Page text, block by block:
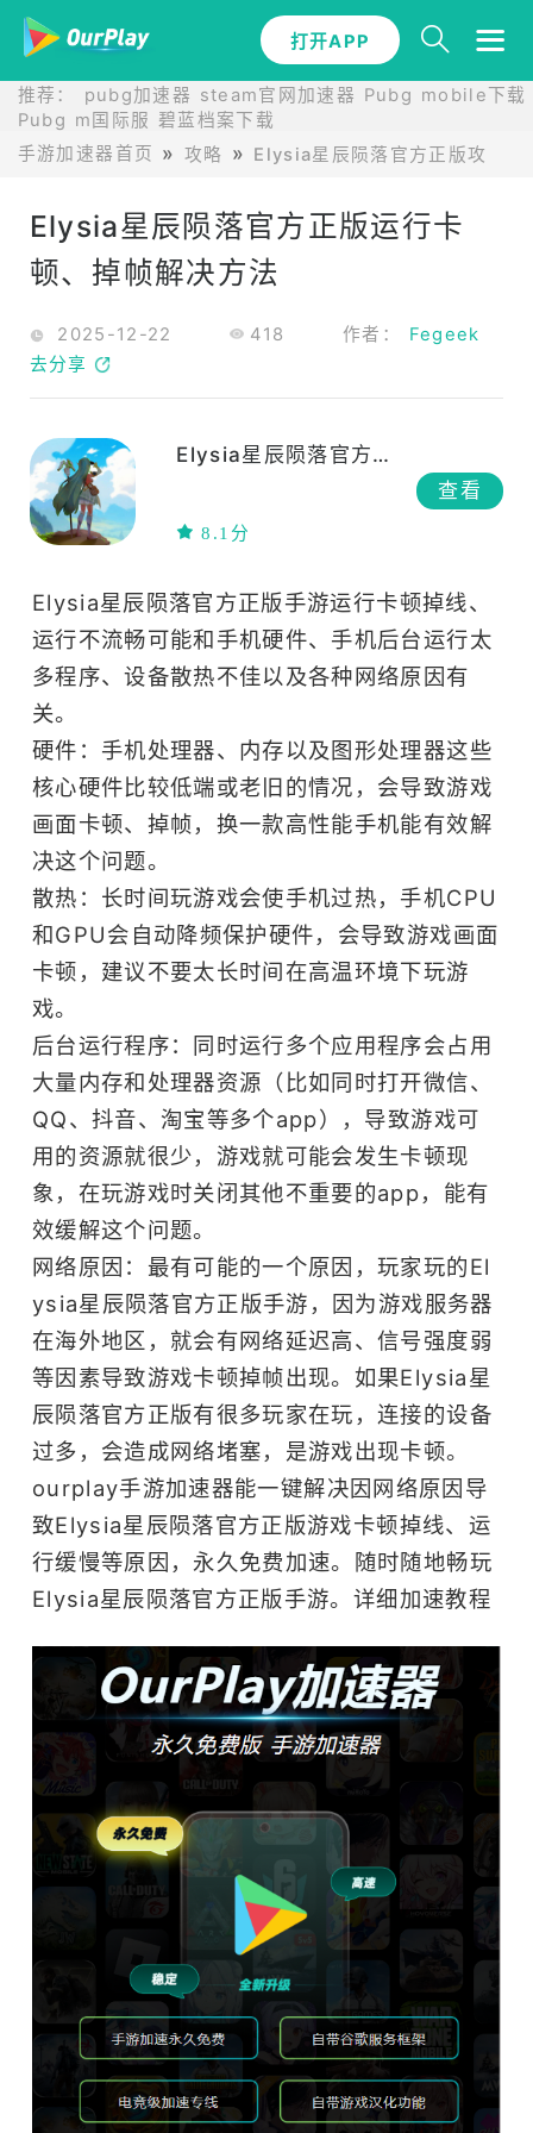
打开APP
推荐： pubg加速器 steam官网加速器 Pubg mobile下载
Pubg m国际服 碧蓝档案下载
手游加速器首页
攻略 Elysia星辰陨落官方正版攻略
Elysia星辰陨落官方正版运行卡
顿、掉帧解决方法
2025-12-22 418 作者： Fegeek
去分享
Elysia星辰陨落官方正版
8.1分
查看
Elysia星辰陨落官方正版手游运行卡顿掉线、
运行不流畅可能和手机硬件、手机后台运行太
多程序、设备散热不佳以及各种网络原因有
关。
硬件：手机处理器、内存以及图形处理器这些
核心硬件比较低端或老旧的情况，会导致游戏
画面卡顿、掉帧，换一款高性能手机能有效解
决这个问题。
散热：长时间玩游戏会使手机过热，手机CPU
和GPU会自动降频保护硬件，会导致游戏画面
卡顿，建议不要太长时间在高温环境下玩游
戏。
后台运行程序：同时运行多个应用程序会占用
大量内存和处理器资源（比如同时打开微信、
QQ、抖音、淘宝等多个app），导致游戏可
用的资源就很少，游戏就可能会发生卡顿现
象，在玩游戏时关闭其他不重要的app，能有
效缓解这个问题。
网络原因：最有可能的一个原因，玩家玩的El
ysia星辰陨落官方正版手游，因为游戏服务器
在海外地区，就会有网络延迟高、信号强度弱
等因素导致游戏卡顿掉帧出现。如果Elysia星
辰陨落官方正版有很多玩家在玩，连接的设备
过多，会造成网络堵塞，是游戏出现卡顿。
ourplay手游加速器能一键解决因网络原因导
致Elysia星辰陨落官方正版游戏卡顿掉线、运
行缓慢等原因，永久免费加速。随时随地畅玩
Elysia星辰陨落官方正版手游。 详细加速教程